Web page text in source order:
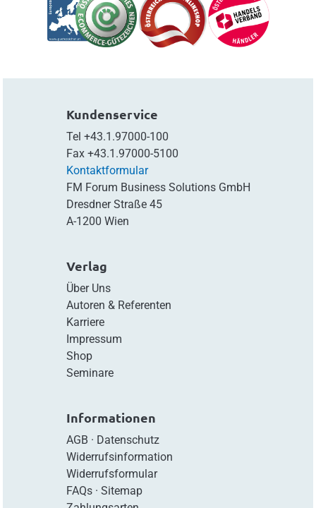
Kundenservice
Tel +43.1.97000-100
Fax +43.1.97000-5100
Kontaktformular
FM Forum Business Solutions GmbH
Dresdner Straße 45
A-1200 Wien
Verlag
Über Uns
Autoren & Referenten
Karriere
Impressum
Shop
Seminare
Informationen
AGB · Datenschutz
Widerrufsinformation
Widerrufsformular
FAQs· Sitemap